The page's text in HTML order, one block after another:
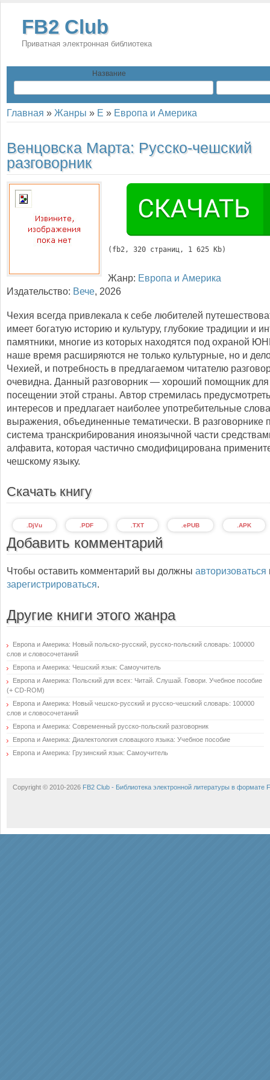
FB2 Club
Приватная электронная библиотека
Название
Главная » Жанры » Е » Европа и Америка
Венцовска Марта: Русско-чешский
разговорник
( fb2, 320 страниц, 1 625 Kb)
Жанр: Европа и Америка
Издательство: Вече, 2026
Чехия всегда привлекала к себе любителей
имеет богатую историю и культуру, глубокие традиции и
памятники, многие из которых находятся под охраной
наше время расширяются не только культурные, но и
Чехией, и потребность в предлагаемом читателю
очевидна. Данный разговорник — хороший помощник
посещении этой страны. Автор стремилась
интересов и предлагает наиболее употребительные
выражения, объединенные тематически. В разговорнике
система транскрибирования иноязычной части
алфавита, которая частично смодифицирована
чешскому языку.
Скачать книгу
.APK
.ePUB
.TXT
.PDF
.DjVu
Добавить комментарий
Чтобы оставить комментарий вы должны авторизоваться
зарегистрироваться.
Другие книги этого жанра
Европа и Америка: Новый польско-русский, русско-польский словарь: 100000
слов и словосочетаний
Европа и Америка: Чешский язык: Самоучитель
Европа и Америка: Польский для всех: Читай. Слушай. Говори. Учебное пособие
(+ CD-ROM)
Европа и Америка: Новый чешско-русский и русско-чешский словарь: 100000
слов и словосочетаний
Европа и Америка: Современный русско-польский разговорник
Европа и Америка: Диалектология словацкого языка: Учебное пособие
Европа и Америка: Грузинский язык: Самоучитель
Copyright © 2010-2026 FB2 Club - Библиотека электронной литературы в формате